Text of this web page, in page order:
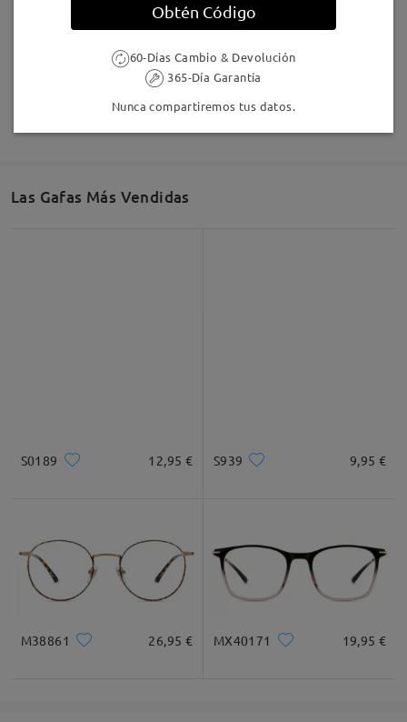
16,95 € FM2615
Las Gafas Más Vendidas
S0189 12,95 € S939 9,95 €
M38861 26,95 € MX40171 19,95 €
Obtén Código
60-Días Cambio & Devolución
365-Día Garantía
Nunca compartiremos tus datos.